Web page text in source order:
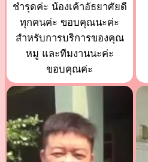
ชำรุดค่ะ น้องเค้าอัธยาศัยดี
ทุกคนค่ะ ขอบคุณนะค่ะ
สำหรับการบริการของคุณ
หมู และทีมงานนะค่ะ
ขอบคุณค่ะ